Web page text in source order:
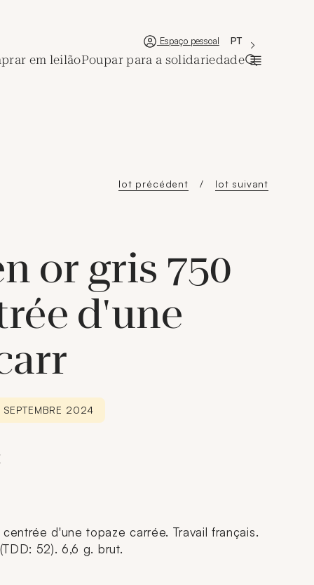
Nova janela
Espaço pessoal 'Choisir une
La langue
PT
em leilãoPoupar para a solidariedade
lot précédent lot suivant
or gris 750
d'une
2024
d'une topaze carrée. Travail français.
52). 6,6 g. brut.